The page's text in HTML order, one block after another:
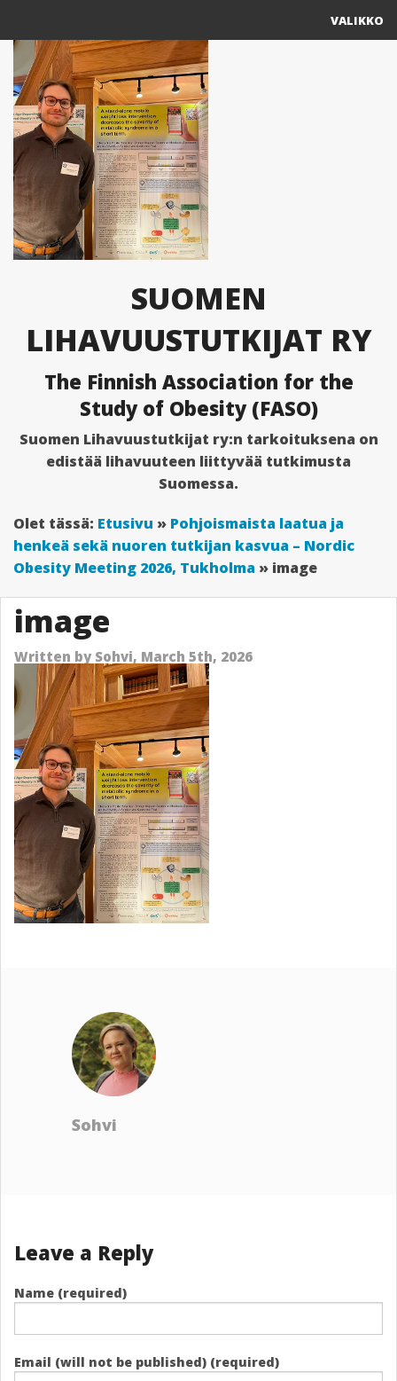
VALIKKO
Yhdistys
Jäsenyys
Ajankohtaista
Yhteystiedot
Muut yhdistykset
Lihavuustutkimus Suomessa
SUOMEN
LIHAVUUSTUTKIJAT RY
The Finnish Association for the
Study of Obesity (FASO)
Suomen Lihavuustutkijat ry:n tarkoituksena on
edistää lihavuuteen liittyvää tutkimusta
Suomessa.
Olet tässä: Etusivu » Pohjoismaista laatua ja
henkeä sekä nuoren tutkijan kasvua – Nordic
Obesity Meeting 2026, Tukholma » image
image
Written by Sohvi, March 5th, 2026
Sohvi
Leave a Reply
Name (required)
Email (will not be published) (required)